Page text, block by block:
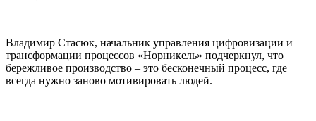
Владимир Стасюк, начальник управления цифровизации и
трансформации процессов «Норникель» подчеркнул, что
бережливое производство – это бесконечный процесс, где
всегда нужно заново мотивировать людей.